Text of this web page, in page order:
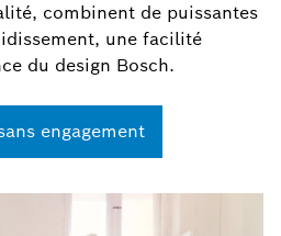
combinent de puissantes
une facilité
du design Bosch.
engagement